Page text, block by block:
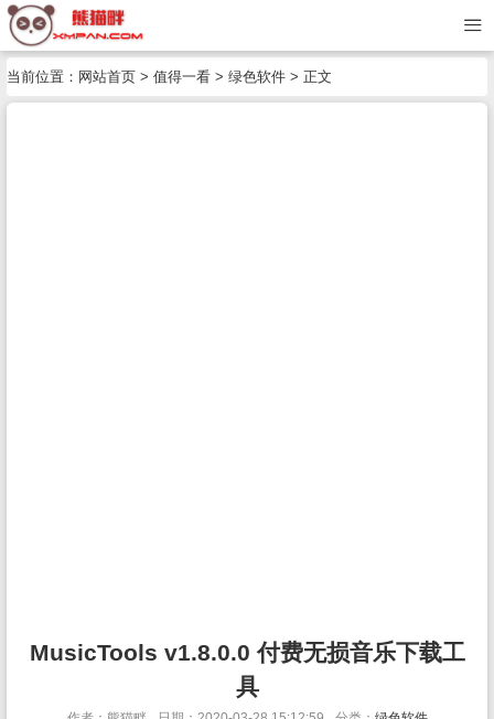
当前位置： 网站首页 > 值得一看 > 绿色软件 > 正文
MusicTools v1.8.0.0 付费无损音乐下载工
具